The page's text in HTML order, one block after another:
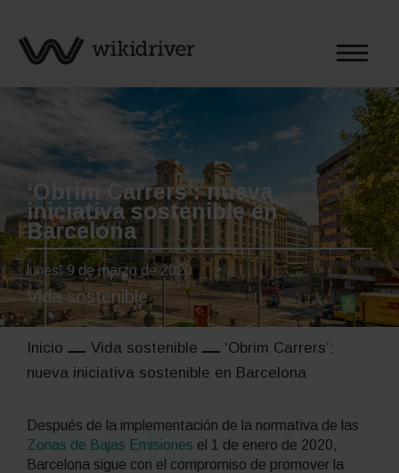
‘Obrim Carrers’: nueva
iniciativa sostenible en
Barcelona
lunes, 9 de marzo de 2020
Vida sostenible
Inicio Vida sostenible
‘Obrim Carrers’:
nueva iniciativa sostenible en Barcelona
Después de la implementación de la normativa de las
Zonas de Bajas Emisiones el 1 de enero de 2020,
Barcelona sigue con el compromiso de promover la